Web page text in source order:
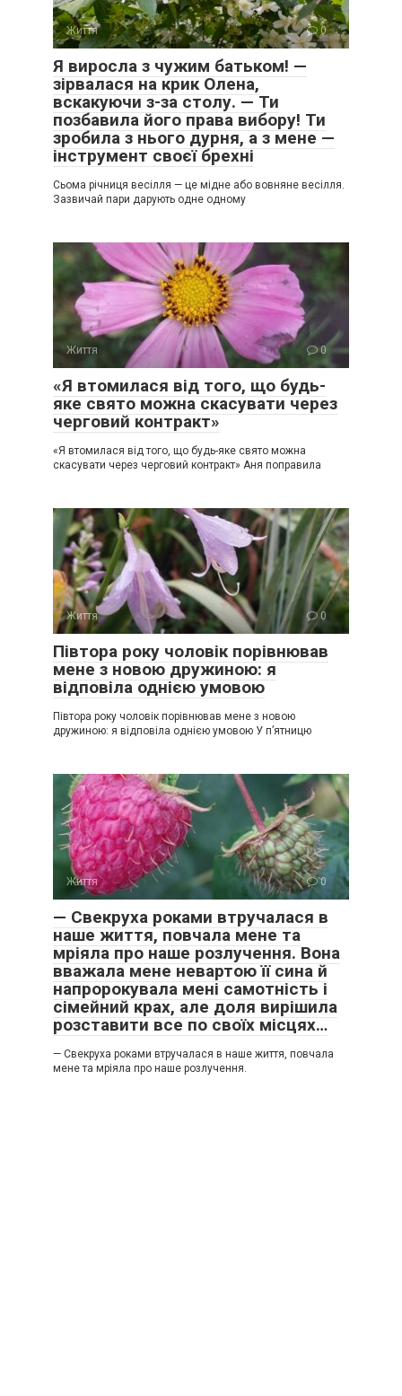
Життя 0
Я виросла з чужим батьком! —
зірвалася на крик Олена,
вскакуючи з-за столу. — Ти
позбавила його права вибору! Ти
зробила з нього дурня, а з мене —
інструмент своєї брехні
Сьома річниця весілля — це мідне або вовняне весілля.
Зазвичай пари дарують одне одному
Життя 0
«Я втомилася від того, що будь-
яке свято можна скасувати через
черговий контракт»
«Я втомилася від того, що будь-яке свято можна
скасувати через черговий контракт» Аня поправила
Життя 0
Півтора року чоловік порівнював
мене з новою дружиною: я
відповіла однією умовою
Півтора року чоловік порівнював мене з новою
дружиною: я відповіла однією умовою У п’ятницю
Життя 0
— Свекруха роками втручалася в
наше життя, повчала мене та
мріяла про наше розлучення. Вона
вважала мене невартою її сина й
напророкувала мені самотність і
сімейний крах, але доля вирішила
розставити все по своїх місцях…
— Свекруха роками втручалася в наше життя, повчала
мене та мріяла про наше розлучення.